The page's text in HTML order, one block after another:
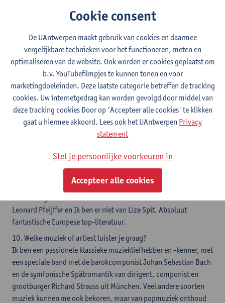
buitenland te gaan.
7. Als je geen professor was geworden, wat zou je dan nu doen?
Leraar Engels en Nederlands aan een secundaire school. Ik deed
daarvoor de lerarenopleiding – toen nog bizar een ‘Aggregatie’
genoemd. Nooit begrepen waarom, want aggregeren was daar
niet bij.
8. Wat was vandaag jouw eerste gedachte?
Ik hou niet echt van superlatieven en heb er dus verschillende: in
Coalitions: How trade affects domestic political alignments van
Leonard Pfeijffer en Ik ben er niet van Lize Spit. Absoluut
fantastische Europese top-literatuur.
10. Welke muziek of artiest luister je graag?
Ik ben een passionele klassieke muziekliefhebber en -kenner, met
een speciale band met de barokcomponist Johan Sebastian Bach
en de symfonische Spätromantik van dirigent, componist en
grootburger Richard Strauss uit München. Veel andere soorten
muziek kunnen me ook bekoren, maar van popmuziek onthoud
Cookie consent
De UAntwerpen maakt gebruik van cookies en daarmee
vergelijkbare technieken voor het functioneren, meten en
optimaliseren van de website. Ook worden er cookies geplaatst om
b.v. YouTubefilmpjes te kunnen tonen en voor
marketingdoeleinden. Deze laatste categorie betreffen de tracking
cookies. Uw internetgedrag kan worden gevolgd door middel van
deze tracking cookies Door op 'Accepteer alle cookies' te klikken
gaat u hiermee akkoord. Lees ook het UAntwerpen Privacy
statement
Stel je persoonlijke voorkeuren in
Accepteer alle cookies